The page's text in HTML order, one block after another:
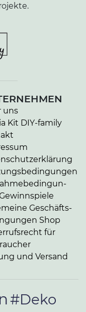
uns
Kit DIY-family
Ge­schäfts­
Shop
für
und Versand
#Deko